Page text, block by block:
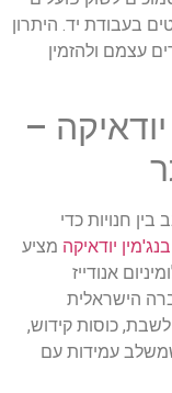
בעבודת יד. היתרון
עצמם ולהזמין
–
חנויות כדי
יודאיקה מציע
אנודייז
הישראלית
כוסות קידוש,
עמידות עם